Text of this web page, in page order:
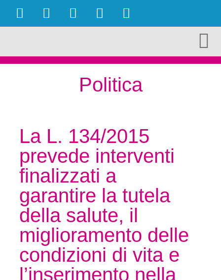
Politica
La L. 134/2015
prevede interventi
finalizzati a
garantire la tutela
della salute, il
miglioramento delle
condizioni di vita e
l’inserimento nella